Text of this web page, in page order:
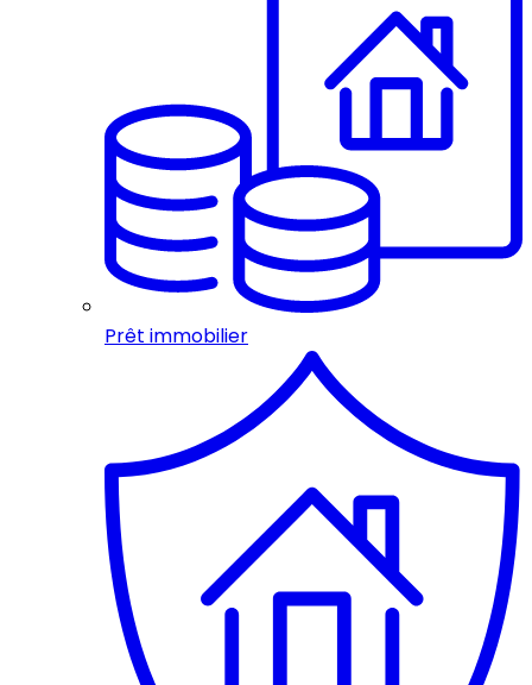
Prêt immobilier